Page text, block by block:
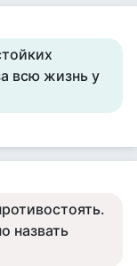
всю жизнь у
назвать